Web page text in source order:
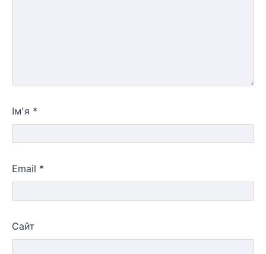
Ім'я *
Email *
Сайт